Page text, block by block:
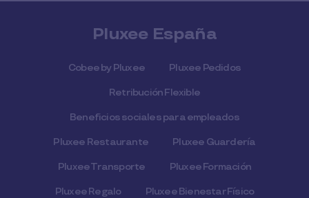
Pluxee España
Cobee by Pluxee Pluxee Pedidos
Retribución Flexible
Beneficios sociales para empleados
Pluxee Restaurante Pluxee Guardería
Pluxee Transporte Pluxee Formación
Pluxee Regalo Pluxee Bienestar Físico